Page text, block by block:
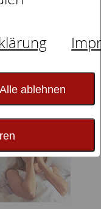
Alle ablehnen
Fremde